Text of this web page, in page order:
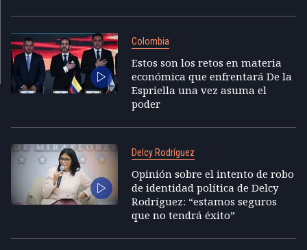
Colombia
Estos son los retos en materia
económica que enfrentará De la
Espriella una vez asuma el
poder
Delcy Rodríguez
Opinión sobre el intento de robo
de identidad política de Delcy
Rodríguez: “estamos seguros
que no tendrá éxito”